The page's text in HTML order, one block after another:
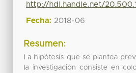
http://hdl.handle.net/
Fecha: 2018-06
Resumen:
La hipótesis que se plantea
la investigación consiste en